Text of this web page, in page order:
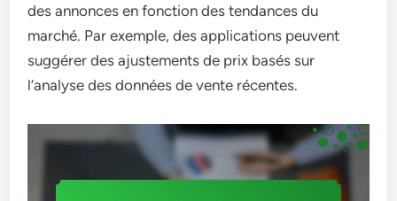
des annonces en fonction des tendances du
marché. Par exemple, des applications peuvent
suggérer des ajustements de prix basés sur
l’analyse des données de vente récentes.